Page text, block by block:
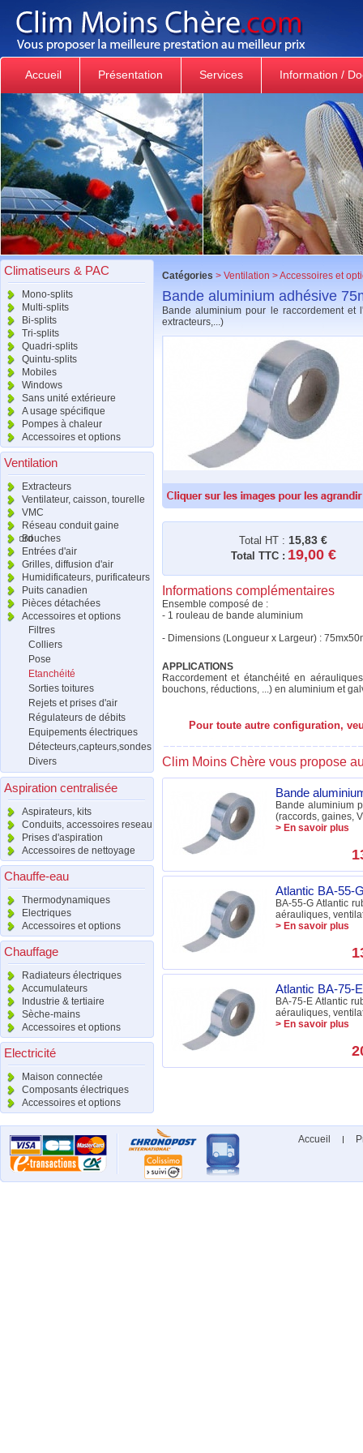
Accueil Présentation Services Information /
Climatiseurs & PAC
Mono-splits
Multi-splits
Bi-splits
Tri-splits
Quadri-splits
Quintu-splits
Mobiles
Windows
Sans unité extérieure
A usage spécifique
Pompes à chaleur
Accessoires et options
Ventilation
Extracteurs
Ventilateur, caisson, tourelle
VMC
Réseau conduit gaine
raccordBouches
Entrées d'air
Grilles, diffusion d'air
Humidificateurs, purificateurs
Puits canadien
Pièces détachées
Accessoires et options
Filtres
Colliers
Pose
Etanchéité
Sorties toitures
Rejets et prises d'air
Régulateurs de débits
Equipements électriques
Détecteurs,capteurs,sondes
Divers
Aspiration centralisée
Aspirateurs, kits
Conduits, accessoires reseau
Prises d'aspiration
Accessoires de nettoyage
Chauffe-eau
Thermodynamiques
Electriques
Accessoires et options
Chauffage
Radiateurs électriques
Accumulateurs
Industrie & tertiaire
Sèche-mains
Accessoires et options
Electricité
Maison connectée
Composants électriques
Accessoires et options
Catégories > Ventilation >Accessoires et
Bande aluminium adhésive
Bande aluminium pour le raccordement et
extracteurs,...)
Total HT : 15,83 €
Total TTC : 19,00 €
Informations complémentaires
Ensemble composé de :
- 1 rouleau de bande aluminium
- Dimensions (Longueur x Largeur) :
APPLICATIONS
Raccordement et étanchéité en
bouchons, réductions, ...) en aluminium et
Pour toute autre configuration,
Clim Moins Chère vous propose
Bande
Bande aluminium
(raccords, gaines,
> En savoir plus
Atlantic BA-55-
BA-55-G Atlantic
aérauliques,
> En savoir plus
Atlantic BA-75-
BA-75-E Atlantic
aérauliques,
> En savoir plus
Accueil